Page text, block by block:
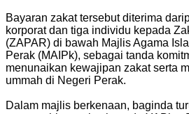
Bayaran zakat tersebut diterima
korporat dan tiga individu kepada
(ZAPAR) di bawah Majlis Agama
Perak (MAIPk), sebagai tanda
menunaikan kewajipan zakat serta
ummah di Negeri Perak.
Dalam majlis berkenaan, baginda